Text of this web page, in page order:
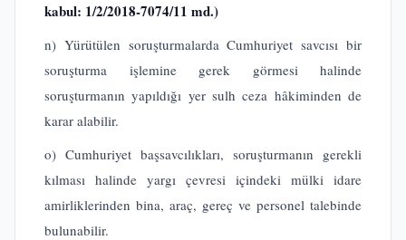
kabul: 1/2/2018-7074/11 md.)
n) Yürütülen soruşturmalarda Cumhuriyet savcısı bir
soruşturma işlemine gerek görmesi halinde
soruşturmanın yapıldığı yer sulh ceza hâkiminden de
karar alabilir.
o) Cumhuriyet başsavcılıkları, soruşturmanın gerekli
kılması halinde yargı çevresi içindeki mülki idare
amirliklerinden bina, araç, gereç ve personel talebinde
bulunabilir.